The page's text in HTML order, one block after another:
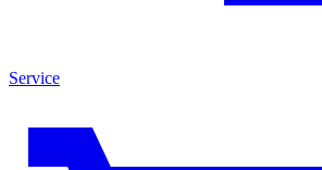
Service